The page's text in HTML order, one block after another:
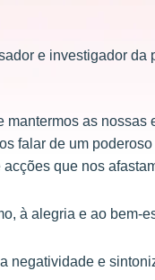
e investigador da
mantermos as
falar de um
que nos
à alegria e ao bem-
negatividade e